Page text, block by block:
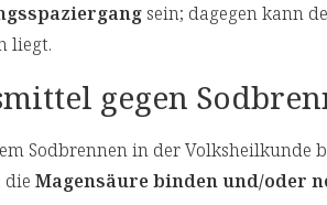
sein; dagegen kann
liegt.
gegen
Sodbrennen in der Volksheilkunde
Magensäure binden und/oder